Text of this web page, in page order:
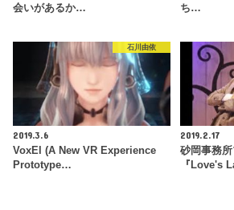
会いがあるか…
ち…
石川由依
2019.3.6
VoxEl (A New VR Experience
Prototype…
2019.2.17
砂岡事務
『Love's